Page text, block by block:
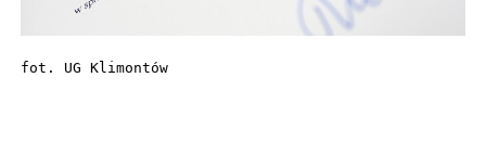
fot. UG Klimontów